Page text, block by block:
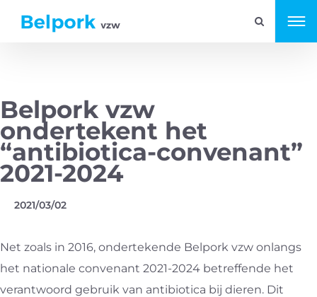
Belpork vzw
ondertekent het
“antibiotica-convenant”
2021-2024
2021/03/02
Net zoals in 2016, ondertekende Belpork vzw onlangs
het nationale convenant 2021-2024 betreffende het
verantwoord gebruik van antibiotica bij dieren. Dit